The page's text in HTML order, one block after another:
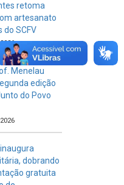
retoma
artesanato
do SCFV
Menelau
edição
do Povo
dobrando
gratuita